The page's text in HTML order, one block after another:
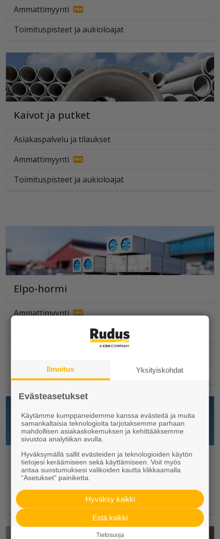
Ammattimyynti
Toimituspisteet ja aukioloajat
Kaivot ja putket
Asiakaspalvelu ja tilaukset
Ammattimyynti
Toimituspisteet ja aukioloajat
Elpo-hormi
Ammattimyynti
Toimituspisteet ja aukioloajat
Työmaapalvelut
Julkisivuelementit
Ammattimyynti
Toimituspisteet ja aukioloajat
Ilmoitus Yksityiskohdat
Evästeasetukset
Käytämme kumppaneidemme kanssa evästeitä ja muita
samankaltaisia teknologioita tarjotaksemme parhaan
mahdollisen asiakaskokemuksen ja kehittääksemme
sivustoa analytiikan avulla.
Hyväksymällä sallit evästeiden ja teknologioiden käytön
tietojesi keräämiseen sekä käyttämiseen. Voit myös
antaa suostumuksesi valikoiden kautta klikkaamalla
“Asetukset” painiketta.
Hyväksy kaikki
Estä kaikki
Tietosuoja